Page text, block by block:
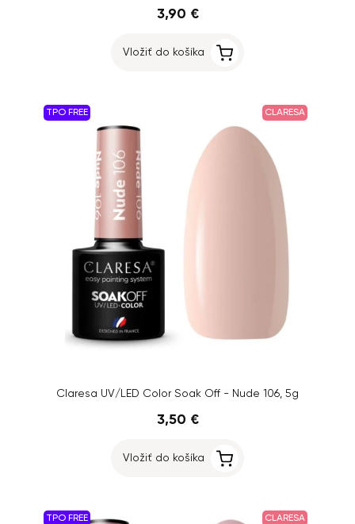
3,90 €
Vložiť do košíka
TPO FREE CLARESA
Claresa UV/LED Color Soak Off - Nude 106, 5g
3,50 €
Vložiť do košíka
TPO FREE CLARESA